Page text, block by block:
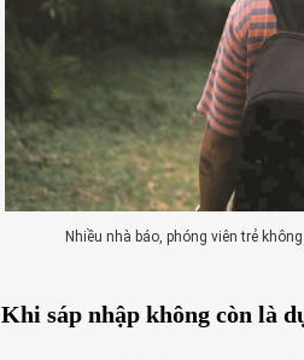
Nhiều nhà báo, phóng viên trẻ
Khi sáp nhập không còn là